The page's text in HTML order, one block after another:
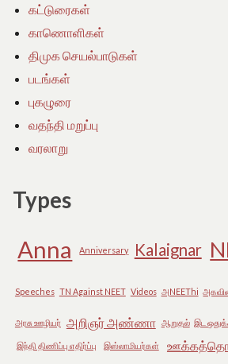
கட்டுரைகள்
காணொளிகள்
திமுக செயல்பாடுகள்
படங்கள்
புகழுரை
வதந்தி மறுப்பு
வரலாறு
Types
Anna Anniversary Kalaignar
Speeches TN Against NEET Videos அNEEThi
அரசு ஊழியர் அறிஞர் அண்ணா ஆறுதல் இட
இந்தி திணிப்பு எதிர்ப்பு இஸ்லாமியர்கள்